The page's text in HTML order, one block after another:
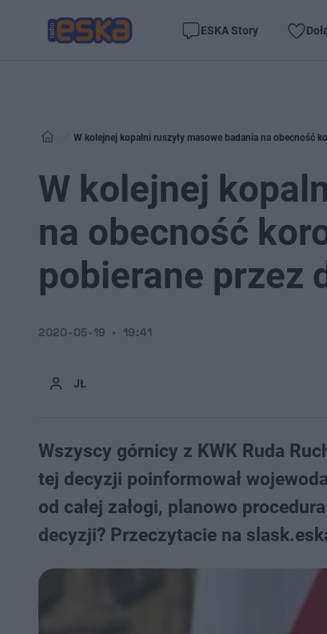
ESKA Story
W kolejnej kopalni ruszyły masowe badania na obecność
W kolejnej
na obecność
pobierane przez
JŁ
2020-05-19 19:41
Wszyscy górnicy z KWK Ruda
tej decyzji poinformował
od całej załogi, planowo
decyzji? Przeczytacie na